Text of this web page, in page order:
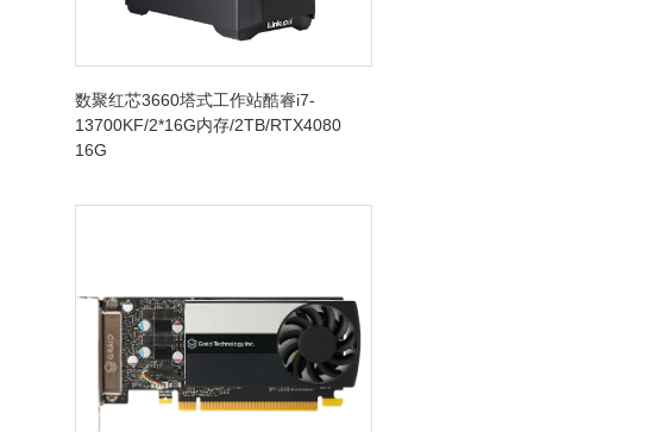
数聚红芯3660塔式工作站酷睿i7-
13700KF/2*16G内存/2TB/RTX4080
16G